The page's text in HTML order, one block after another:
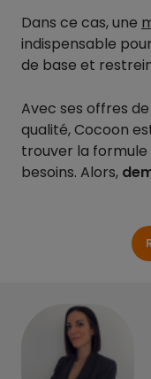
Dans ce cas, une
indispensable
de base et
Avec ses offres
qualité, Cocoon
trouver la
besoins. Alors,